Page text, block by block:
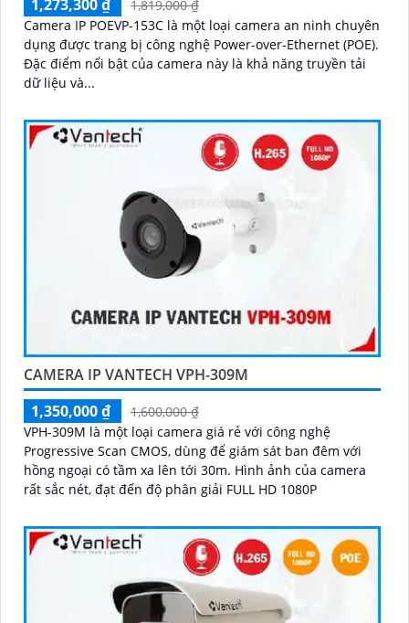
1,273,300 ₫
1,819,000 ₫
Camera IP POEVP-153C là một loại camera an ninh chuyên
dụng được trang bị công nghệ Power-over-Ethernet (POE).
Đặc điểm nổi bật của camera này là khả năng truyền tải
dữ liệu và...
CAMERA IP VANTECH VPH-309M
1,350,000 ₫
1,600,000 ₫
VPH-309M là một loại camera giá rẻ với công nghệ
Progressive Scan CMOS, dùng để giám sát ban đêm với
hồng ngoại có tầm xa lên tới 30m. Hình ảnh của camera
rất sắc nét, đạt đến độ phân giải FULL HD 1080P